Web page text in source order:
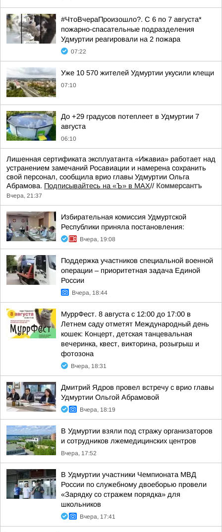
#ЧтоВчераПроизошло?. С 6 по 7 августа*
пожарно-спасательные подразделения
Удмуртии реагировали на 2 пожара
07:22
Уже 10 570 жителей Удмуртии укусили клещи
07:10
До +29 градусов потеплеет в Удмуртии 7
августа
06:10
Лишенная сертификата эксплуатанта «Ижавиа» работает над
устранением замечаний Росавиации и намерена сохранить
свой персонал, сообщила врио главы Удмуртии Ольга
Абрамова. Подписывайтесь на «Ъ» в MAX// Коммерсантъ
Вчера, 21:37
Избирательная комиссия Удмуртской
Республики приняла постановления:
Вчера, 19:08
Поддержка участников специальной военной
операции – приоритетная задача Единой
России
Вчера, 18:44
МуррФест. 8 августа с 12:00 до 17:00 в
Летнем саду отметят Международный день
кошек: Концерт, детская танцевальная
вечеринка, квест, викторина, розыгрыш и
фотозона
Вчера, 18:31
Дмитрий Ядров провел встречу с врио главы
Удмуртии Ольгой Абрамовой
Вчера, 18:19
В Удмуртии взяли под стражу организаторов
и сотрудников лжемедицинских центров
Вчера, 17:52
В Удмуртии участники Чемпионата МВД
России по служебному двоеборью провели
«Зарядку со стражем порядка» для
школьников
Вчера, 17:41